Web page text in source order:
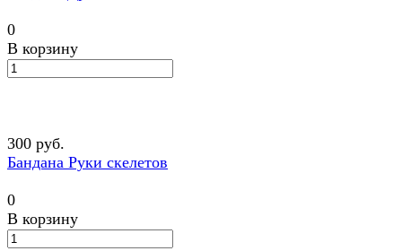
0
В корзину
300 руб.
Бандана Руки скелетов
0
В корзину